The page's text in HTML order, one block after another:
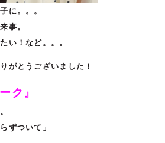
に。。。
事。
い！など。。。
がとうございました！
ク』
ずついて」